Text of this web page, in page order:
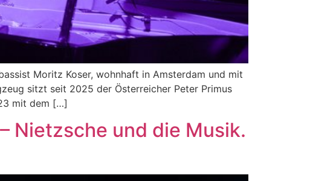
Moritz Koser, wohnhaft in Amsterdam und mit
sitzt seit 2025 der Österreicher Peter Primus
mit dem […]
Nietzsche und die Musik.